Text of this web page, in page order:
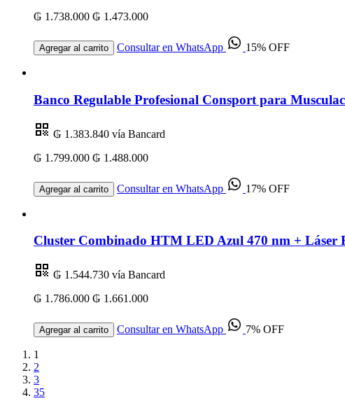
₲ 1.738.000 ₲ 1.473.000
Agregar al carrito Consultar en WhatsApp 15% OFF
Banco Regulable Profesional Consport para
₲ 1.383.840 vía Bancard
₲ 1.799.000 ₲ 1.488.000
Agregar al carrito Consultar en WhatsApp 17% OFF
Cluster Combinado HTM LED Azul 470 nm + Láser
₲ 1.544.730 vía Bancard
₲ 1.786.000 ₲ 1.661.000
Agregar al carrito Consultar en WhatsApp 7% OFF
1
2
3
35